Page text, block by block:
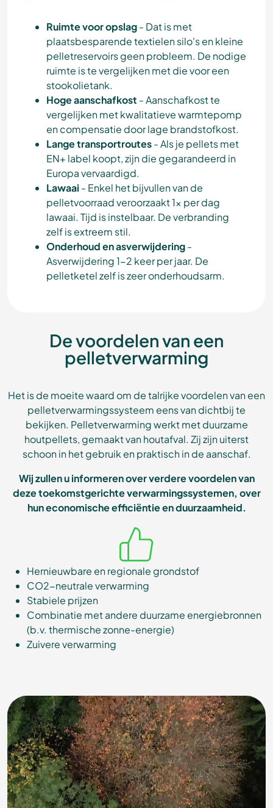
Ruimte voor opslag- Dat is met
plaatsbesparende textielen silo's en kleine
pelletreservoirs geen probleem. De nodige
ruimte is te vergelijken met die voor een
stookolietank.
Hoge aanschafkost - Aanschafkost te
vergelijken met kwalitatieve warmtepomp
en compensatie door lage brandstofkost.
Lange transportroutes- Als je pellets met
EN+ label koopt, zijn die gegarandeerd in
Europa vervaardigd.
Lawaai - Enkel het bijvullen van de
pelletvoorraad veroorzaakt 1x per dag
lawaai. Tijd is instelbaar. De verbranding
zelf is extreem stil.
Onderhoud en asverwijdering-
Asverwijdering 1-2 keer per jaar. De
pelletketel zelf is zeer onderhoudsarm.
De voordelen van een
pelletverwarming
Het is de moeite waard om de talrijke voordelen van een
pelletverwarmingssysteem eens van dichtbij te
bekijken. Pelletverwarming werkt met duurzame
houtpellets, gemaakt van houtafval. Zij zijn uiterst
schoon in het gebruik en praktisch in de aanschaf.
Wij zullen u informeren over verdere voordelen van
deze toekomstgerichte verwarmingssystemen, over
hun economische efficiëntie en duurzaamheid.
Hernieuwbare en regionale grondstof
CO2-neutrale verwarming
Stabiele prijzen
Combinatie met andere duurzame energiebronnen
(b.v. thermische zonne-energie)
Zuivere verwarming